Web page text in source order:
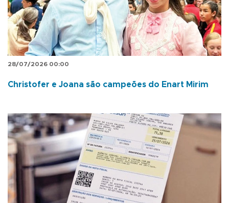
28/07/2026 00:00
Christofer e Joana são campeões do Enart Mirim